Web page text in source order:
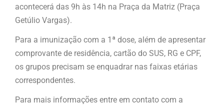
acontecerá das 9h às 14h na Praça da Matriz (Praça
Getúlio Vargas).
Para a imunização com a 1ª dose, além de apresentar
comprovante de residência, cartão do SUS, RG e CPF,
os grupos precisam se enquadrar nas faixas etárias
correspondentes.
Para mais informações entre em contato com a